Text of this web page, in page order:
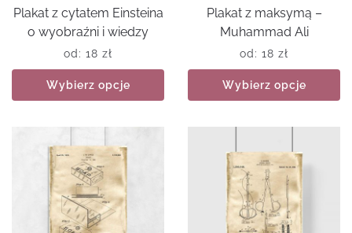
Plakat z cytatem Einsteina
o wyobraźni i wiedzy
od: 18 zł
Wybierz opcje
Plakat z maksymą –
Muhammad Ali
od: 18 zł
Wybierz opcje